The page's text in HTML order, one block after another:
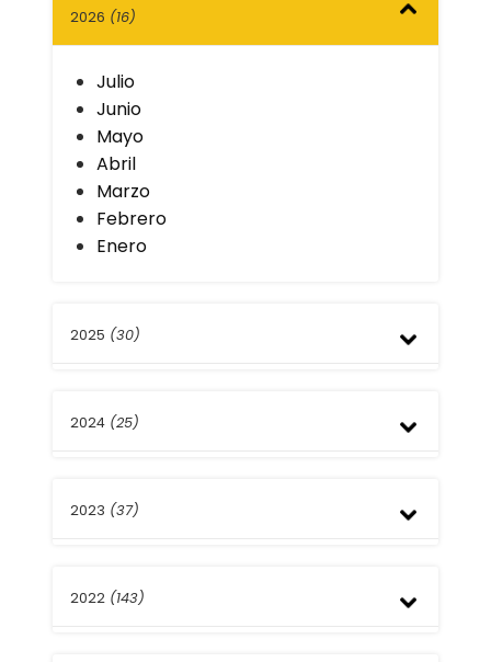
2026 (16)
Julio
Junio
Mayo
Abril
Marzo
Febrero
Enero
2025 (30)
Noviembre
Agosto
Mayo
2024 (25)
Noviembre
Agosto
2023 (37)
Noviembre
2022 (143)